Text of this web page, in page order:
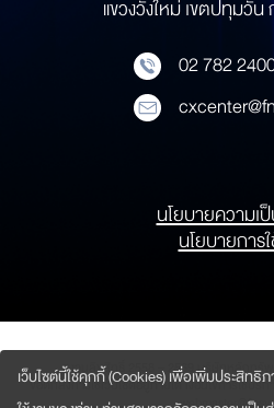
แขวงวังใหม่ เขตปทุมวั
02 782
นโยบายความเ
นโยบายการ
สงวนลิขสิทธิ์ 2558 – 2569บริษัทหลักทรัพ
ข้อตกลงการใช้เว็บไซต์อยู่ภายใต้ เงื่อนไขการใช้
เว็บไซต์นี้ใช้คุกกี้ (Cookies) เพื่อเพิ่มประสิท